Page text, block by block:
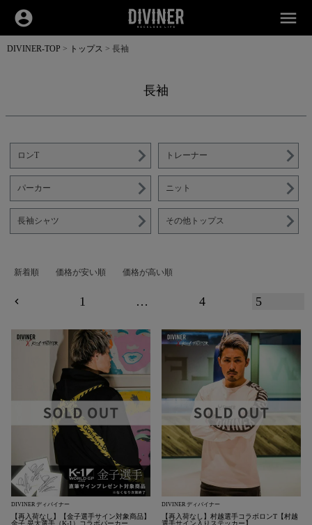
account_circle menu
DIVINER-TOP トップス 長袖
長袖
ロンT トレーナー
パーカー ニット
長袖シャツ その他トップス
新着順 価格が安い順 価格が高い順
1 … 4 5
DIVINER ディバイナー
【再入荷なし】【金子選手サイン対象商品】
金子 晃大選手（K-1）コラボパーカー
DIVINER ディバイナー
【再入荷なし】村越選手コラボロンT【村越
選手サイン入りステッカー】